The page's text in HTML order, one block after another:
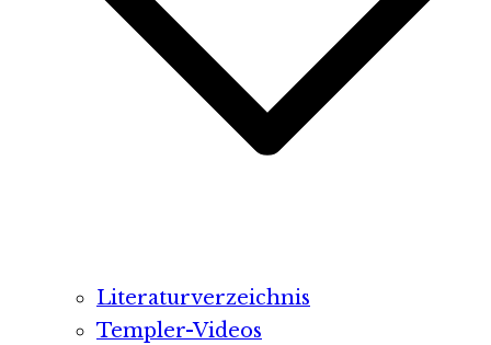
Literaturverzeichnis
Templer-Videos